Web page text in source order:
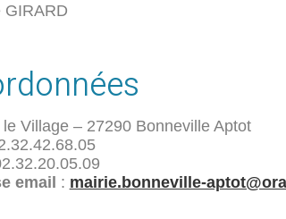
GIRARD
Village – 27290 Bonneville Aptot
email : mairie.bonneville-